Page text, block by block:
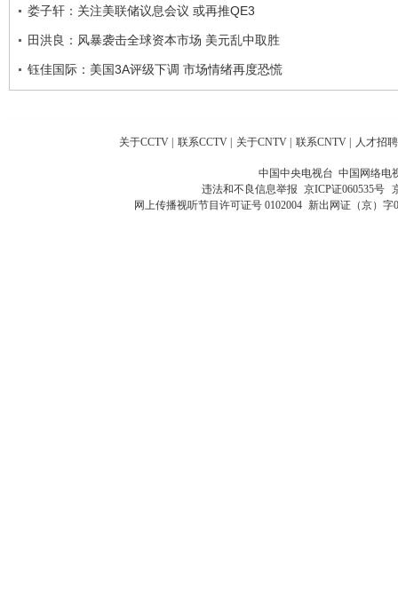
娄子轩：关注美联储议息会议 或再推QE3
田洪良：风暴袭击全球资本市场 美元乱中取胜
钰佳国际：美国3A评级下调 市场情绪再度恐慌
关于CCTV | 联系CCTV | 关于CNTV | 联系CNTV | 人才招聘
中国中央电视台 中国网络电
违法和不良信息举报 京ICP证060535号
网上传播视听节目许可证号 0102004 新出网证（京）